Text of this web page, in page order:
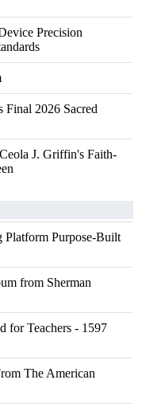
Precision
Final 2026 Sacred
J. Griffin's Faith-
Platform Purpose-Built
from Sherman
for Teachers - 1597
The American